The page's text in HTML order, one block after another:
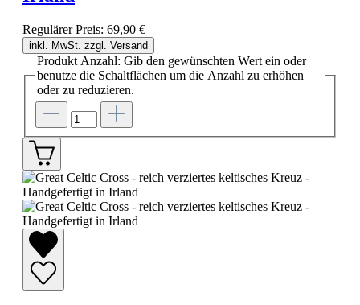
Regulärer Preis: 69,90 €
inkl. MwSt. zzgl. Versand
Produkt Anzahl: Gib den gewünschten Wert ein oder
benutze die Schaltflächen um die Anzahl zu erhöhen
oder zu reduzieren.